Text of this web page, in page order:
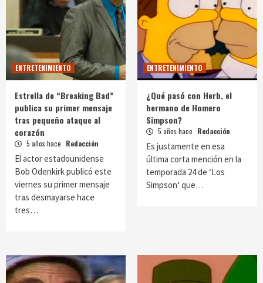
ENTRETENIMIENTO
Estrella de “Breaking Bad”
publica su primer mensaje
tras pequeño ataque al
corazón
5 años hace Redacción
El actor estadounidense
Bob Odenkirk publicó este
viernes su primer mensaje
tras desmayarse hace
tres…
ENTRETENIMIENTO
¿Qué pasó con Herb, el
hermano de Homero
Simpson?
5 años hace Redacción
Es justamente en esa
última corta mención en la
temporada 24 de ‘Los
Simpson‘ que…